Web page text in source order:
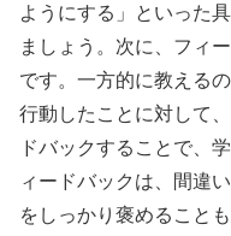
ようにする」といった
ましょう。次に、フィ
です。一方的に教える
行動したことに対して
ドバックすることで、
ィードバックは、間違
をしっかり褒めること